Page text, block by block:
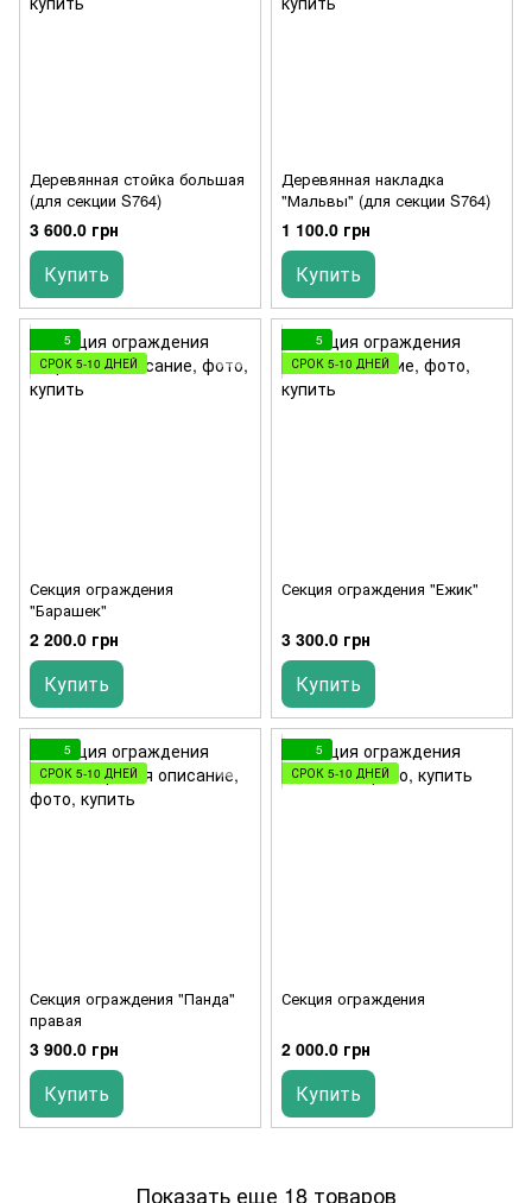
Деревянная стойка большая
(для секции S764)
3 600.0 грн
Купить
Деревянная накладка
"Мальвы" (для секции S764)
1 100.0 грн
Купить
5
СРОК 5-10 ДНЕЙ
Секция ограждения
"Барашек"
2 200.0 грн
Купить
5
СРОК 5-10 ДНЕЙ
Секция ограждения "Ежик"
3 300.0 грн
Купить
5
СРОК 5-10 ДНЕЙ
Секция ограждения "Панда"
правая
3 900.0 грн
Купить
5
СРОК 5-10 ДНЕЙ
Секция ограждения
2 000.0 грн
Купить
Показать еще 18 товаров